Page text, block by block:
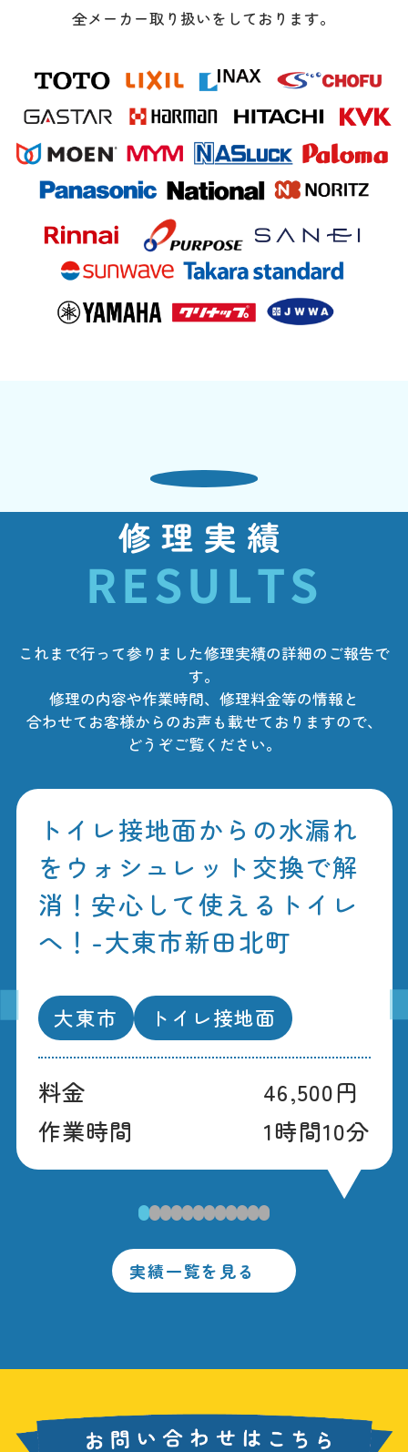
全メーカー取り扱いをしております。
修理実績
RESULTS
これまで行って参りました修理実績の詳細のご報告で
す。
修理の内容や作業時間、修理料金等の情報と
合わせてお客様からのお声も載せておりますので、
どうぞご覧ください。
トイレ接地面からの水漏れ
をウォシュレット交換で解
消！安心して使えるトイレ
へ！-大東市新田北町
大東市 トイレ接地面
料金
46,500円
作業時間
1時間10分
1 2 3 4 5 6 7 8 9 1011 12
実績一覧を見る